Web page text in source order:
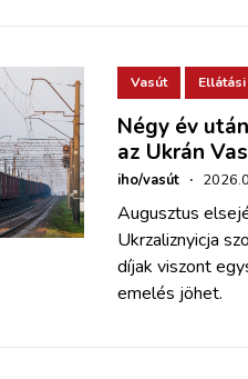
Vasút
Négy év
az Ukrán
iho/vasút ·
Augusztus
Ukrzaliznyicja
díjak viszont
emelés jöhet.